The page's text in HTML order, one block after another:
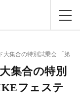
大集合の特別試乗会 「第
集合の特別
フェステ